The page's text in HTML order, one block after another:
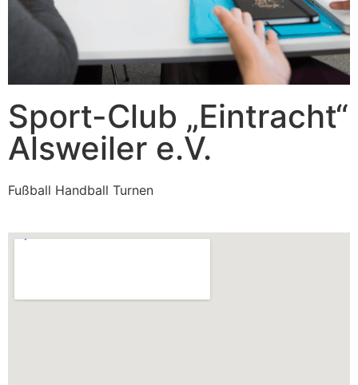
Sport-Club „Eintracht“
Alsweiler e.V.
Fußball Handball Turnen